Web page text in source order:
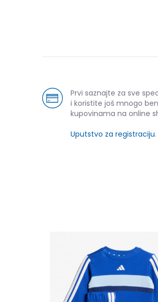
Prvi saznajte za sve
i koristite još mnogo
kupovinama na online
Uputstvo za registraciju.